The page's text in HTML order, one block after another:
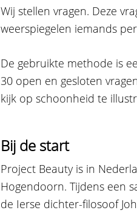
Wij stellen vragen. Deze
weerspiegelen iemands
De gebruikte methode is
30 open en gesloten
kijk op schoonheid te
Bij de start
Project Beauty is in
Hogendoorn. Tijdens een
de Ierse dichter-filosoof